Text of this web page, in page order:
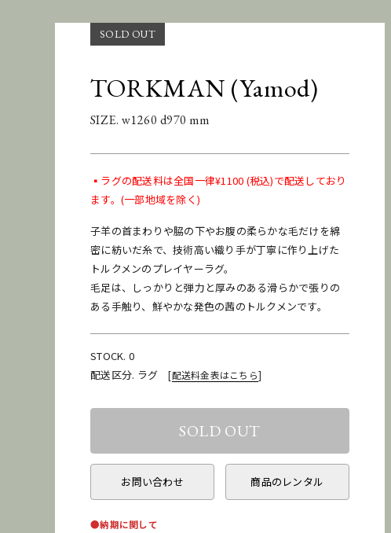
TORKMAN (Yamod)
SIZE. w1260 d970 mm
▪️ラグの配送料は全国一律¥1100 (税込)で配送しており
ます。(一部地域を除く)
子羊の首まわりや脇の下やお腹の柔らかな毛だけを綿
密に紡いだ糸で、技術高い織り手が丁寧に作り上げた
トルクメンのプレイヤーラグ。
毛足は、しっかりと弾力と厚みのある滑らかで張りの
ある手触り、鮮やかな発色の茜のトルクメンです。
STOCK. 0
配送区分. ラグ[配送料金表はこちら]
お問い合わせ 商品のレンタル
●納期に関して